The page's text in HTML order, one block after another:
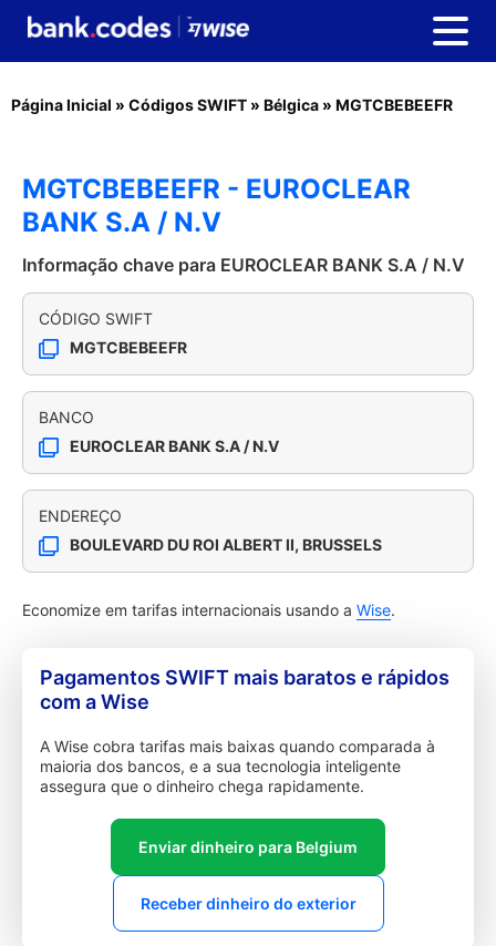
Página Inicial » Códigos SWIFT » Bélgica » MGTCBEBEEFR
MGTCBEBEEFR - EUROCLEAR
BANK S.A / N.V
Informação chave para EUROCLEAR BANK S.A / N.V
CÓDIGO SWIFT
MGTCBEBEEFR
BANCO
EUROCLEAR BANK S.A / N.V
ENDEREÇO
BOULEVARD DU ROI ALBERT II, BRUSSELS
Economize em tarifas internacionais usando a Wise.
Pagamentos SWIFT mais baratos e rápidos
com a Wise
A Wise cobra tarifas mais baixas quando comparada à
maioria dos bancos, e a sua tecnologia inteligente
assegura que o dinheiro chega rapidamente.
Enviar dinheiro para Belgium
Receber dinheiro do exterior